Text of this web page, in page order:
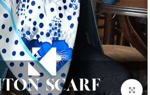
بزرگنمایی تصویر